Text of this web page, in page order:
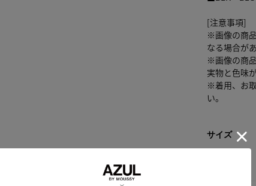
[注意事項]
※画像の商
なる場合が
※画像の商
実物と色味
※着用、お
い。
サイズ